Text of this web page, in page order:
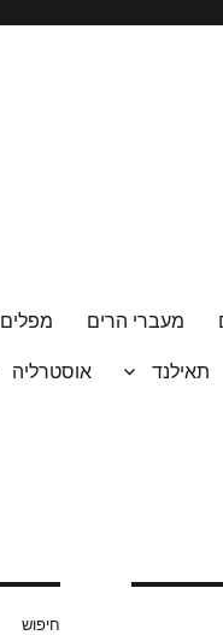
מעברי הרים מפלים
תאילנד אוסטרליה
חיפוש